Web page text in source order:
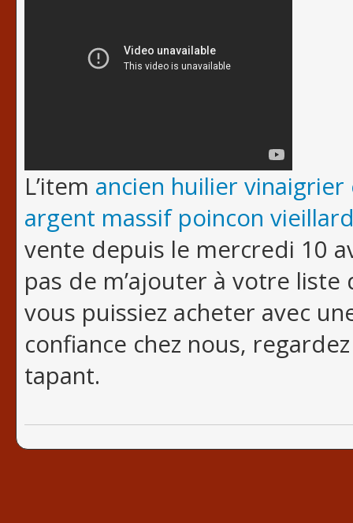
L’item ancien huilier
argent massif poincon
vente depuis le mercredi 10
pas de m’ajouter à votre
vous puissiez acheter avec
confiance chez nous,
tapant.